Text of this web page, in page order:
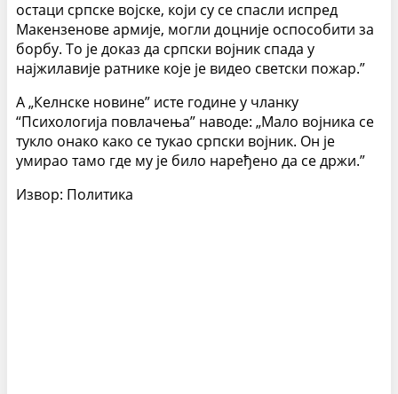
остаци српске војске, који су се спасли испред
Макензенове армије, могли доцније оспособити за
борбу. То је доказ да српски војник спада у
најжилавије ратнике које је видео светски пожар.”
А „Келнске новине” исте године у чланку
“Психологија повлачења” наводе: „Мало војника се
тукло онако како се тукао српски војник. Он је
умирао тамо где му је било наређено да се држи.”
Извор: Политика